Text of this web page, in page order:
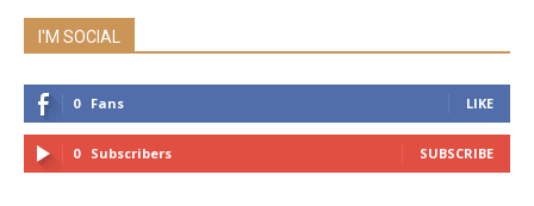
I'M SOCIAL
0 Fans LIKE
0 Subscribers SUBSCRIBE